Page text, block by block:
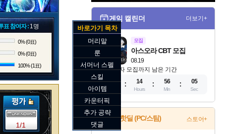
표 참여자 : 1명
0% (0표)
0% (0표)
100% (1표)
1/1
게임 캘린더 더보기+
모집
08.19
아스오라 CBT 모집
참가자 모집까지 남은 기간
09
14
Hours
56
Min
04
Sec
게임 핫딜 (PC/스팀) 스토어+
바로가기 목차
머리말
룬
서머너 스펠
스킬
아이템
카운터픽
추가 공략
댓글